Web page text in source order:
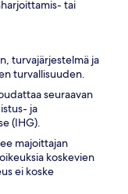
tai
turvajärjestelmä ja
turvallisuuden.
seuraavan
ja
(IHG).
majoittajan
koskevien
ei koske